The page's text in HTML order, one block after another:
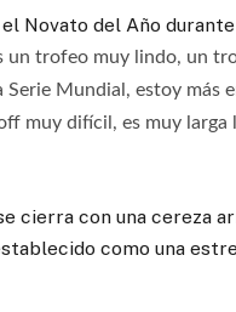
Novato del Año
un trofeo muy lindo, un
Mundial, estoy más
muy difícil, es muy
cierra con una cereza
como una